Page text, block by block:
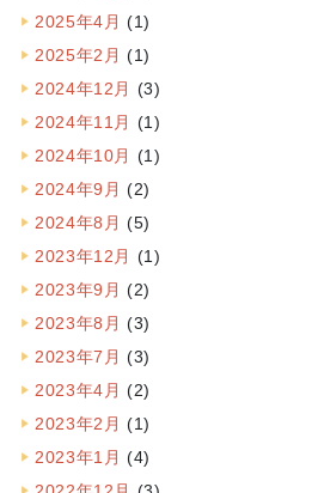
2025年4月 (1)
2025年2月 (1)
2024年12月 (3)
2024年11月 (1)
2024年10月 (1)
2024年9月 (2)
2024年8月 (5)
2023年12月 (1)
2023年9月 (2)
2023年8月 (3)
2023年7月 (3)
2023年4月 (2)
2023年2月 (1)
2023年1月 (4)